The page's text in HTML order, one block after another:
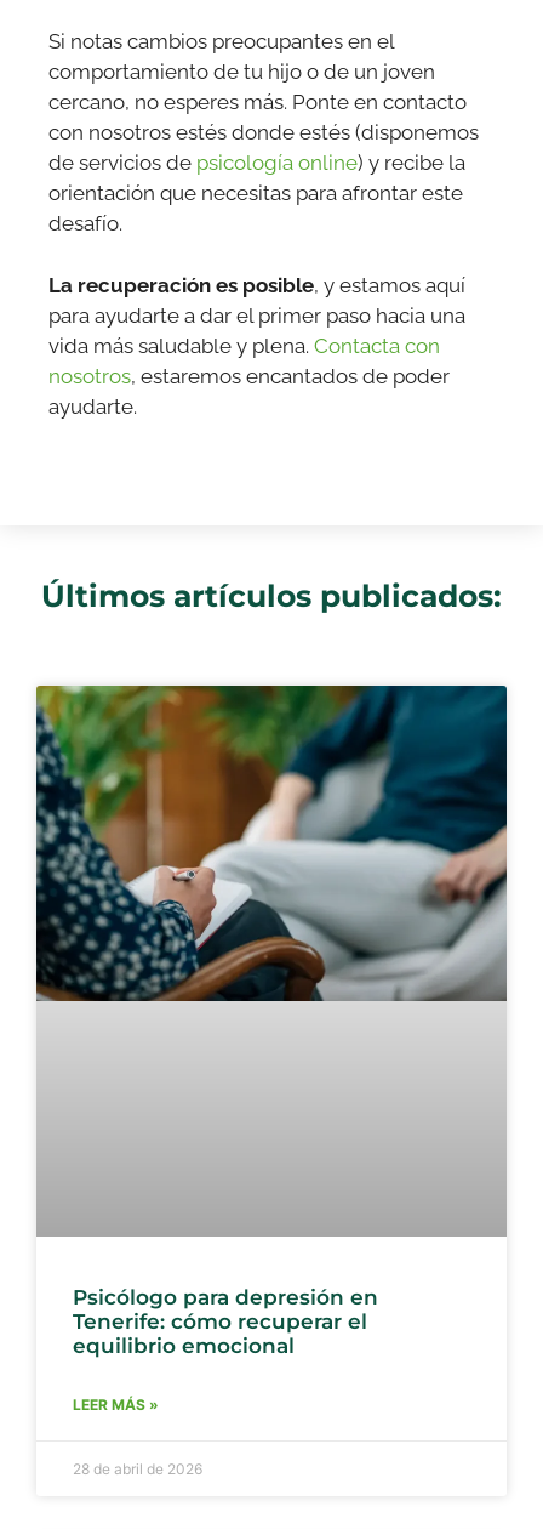
Si notas cambios preocupantes en el
comportamiento de tu hijo o de un joven
cercano, no esperes más. Ponte en contacto
con nosotros estés donde estés (disponemos
de servicios de psicología online) y recibe la
orientación que necesitas para afrontar este
desafío.
La recuperación es posible, y estamos aquí
para ayudarte a dar el primer paso hacia una
vida más saludable y plena. Contacta con
nosotros, estaremos encantados de poder
ayudarte.
Últimos artículos publicados:
Psicólogo para depresión en
Tenerife: cómo recuperar el
equilibrio emocional
LEER MÁS »
28 de abril de 2026